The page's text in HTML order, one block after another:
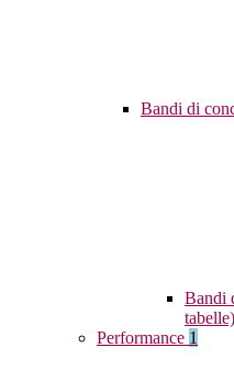
Bandi di
Bandi
tabelle)
Performance 1